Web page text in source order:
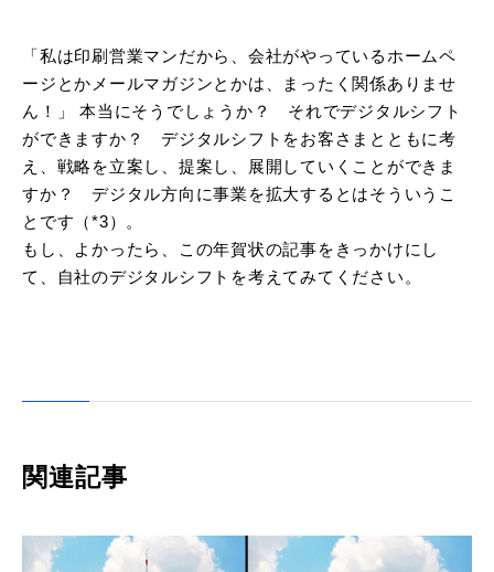
「私は印刷営業マンだから、会社がやっているホームペ
ージとかメールマガジンとかは、まったく関係ありませ
ん！」 本当にそうでしょうか？ それでデジタルシフト
ができますか？ デジタルシフトをお客さまとともに考
え、戦略を立案し、提案し、展開していくことができま
すか？ デジタル方向に事業を拡大するとはそういうこ
とです（*3）。
もし、よかったら、この年賀状の記事をきっかけにし
て、自社のデジタルシフトを考えてみてください。
関連記事